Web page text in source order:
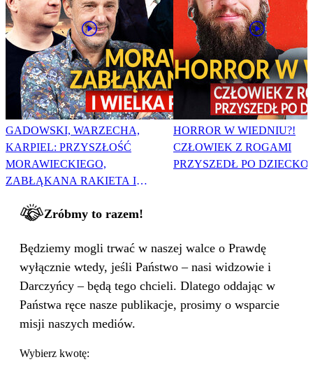
GADOWSKI, WARZECHA,
KARPIEL: PRZYSZŁOŚĆ
MORAWIECKIEGO,
ZABŁĄKANA RAKIETA I
HORROR W WIEDNIU?!
CZŁOWIEK Z ROGAMI
PRZYSZEDŁ PO DZIECKO
Zróbmy to razem!
Będziemy mogli trwać w naszej walce o Prawdę
wyłącznie wtedy, jeśli Państwo – nasi widzowie i
Darczyńcy – będą tego chcieli. Dlatego oddając w
Państwa ręce nasze publikacje, prosimy o wsparcie
misji naszych mediów.
Wybierz kwotę: